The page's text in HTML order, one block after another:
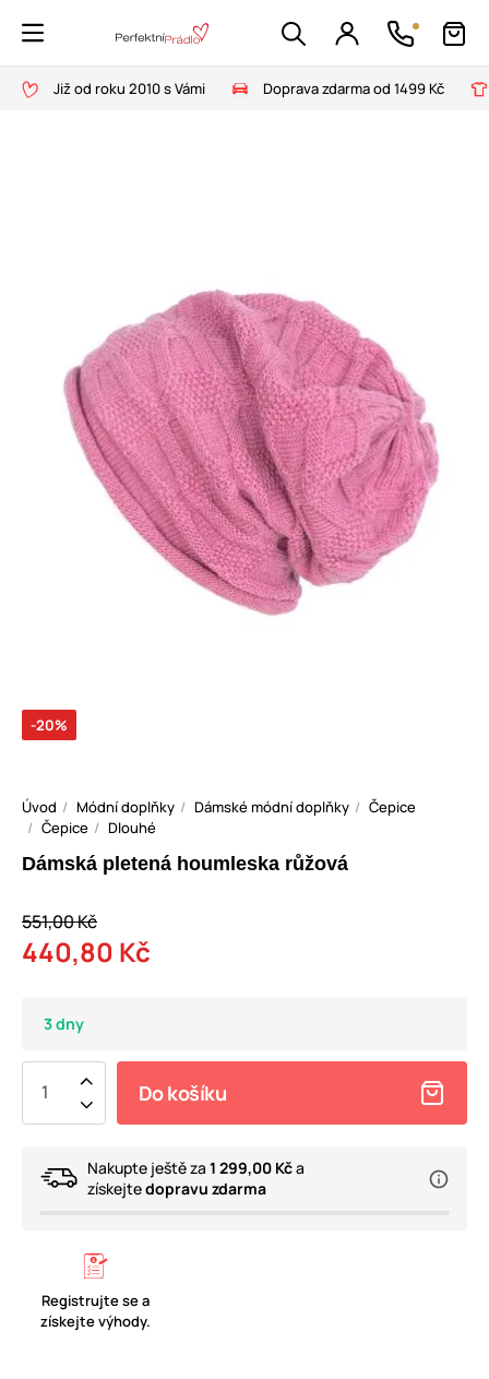
Již od roku 2010 s Vámi Doprava zdarma od 1499 Kč
-20%
Úvod Módní doplňky Dámské módní doplňky
Čepice
Čepice
Dlouhé
Dámská pletená houmleska růžová
551,00 Kč
440,80 Kč
3 dny
Do košíku
Nakupte ještě za 1 299,00 Kča
získejtedopravu zdarma
Registrujte se a
získejte výhody.